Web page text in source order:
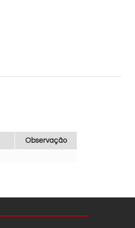
Observação